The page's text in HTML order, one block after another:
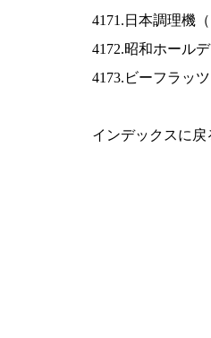
4171.日本調理機（
4172.昭和ホール
4173.ビーフラッ
インデックスに戻